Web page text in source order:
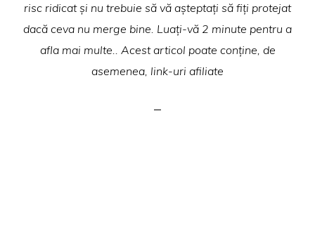
risc ridicat și nu trebuie să vă așteptați să fiți protejat
dacă ceva nu merge bine. Luați-vă 2 minute pentru a
afla mai multe.. Acest articol poate conține, de
asemenea, link-uri afiliate